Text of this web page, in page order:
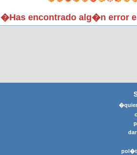
�Has encontrado alg�n error